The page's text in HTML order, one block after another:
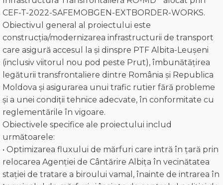
CEF-T-2022-SAFEMOBGEN-EXTBORDER-WORKS.
Obiectivul general al proiectului este
construcția/modernizarea infrastructurii de transport
care asigură accesul la și dinspre PTF Albita-Leușeni
(inclusiv viitorul nou pod peste Prut), îmbunătățirea
legăturii transfrontaliere dintre România și Republica
Moldova și asigurarea unui trafic rutier fără probleme
și a unei condiții tehnice adecvate, în conformitate cu
reglementările în vigoare.
Obiectivele specifice ale proiectului includ
următoarele:
• Optimizarea fluxului de mărfuri care intră în țară prin
relocarea Agenției de Cântărire Albița în vecinătatea
stației de tratare a biroului vamal, înainte de intrarea în